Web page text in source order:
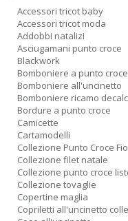
Accessori tricot baby
Accessori tricot moda
Addobbi natalizi
Asciugamani punto croce
Blackwork
Bomboniere a punto croce
Bomboniere all'uncinetto
Bomboniere ricamo
Bordure a punto croce
Camicette
Cartamodelli
Collezione Punto Croce
Collezione filet natale
Collezione punto croce
Collezione tovaglie
Copertine maglia
Copriletti all'uncinetto